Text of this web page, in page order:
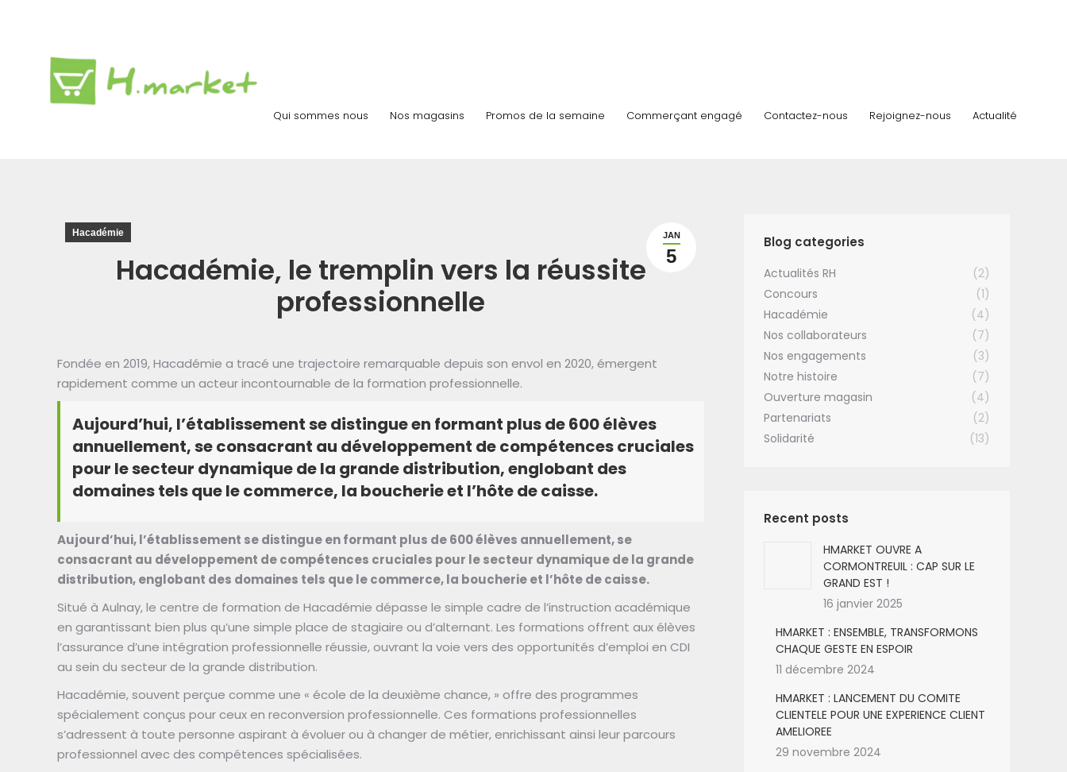
Qui sommes nous Nos magasins Promos de la semaine Commerçant engagé Contactez-nous Rejoignez-nous Actualité
JAN
5
Hacadémie
Hacadémie, le tremplin vers la réussite
professionnelle
Fondée en 2019, Hacadémie a tracé une trajectoire remarquable depuis son envol en 2020, émergent
rapidement comme un acteur incontournable de la formation professionnelle.
Aujourd’hui, l’établissement se distingue en formant plus de 600 élèves
annuellement, se consacrant au développement de compétences cruciales
pour le secteur dynamique de la grande distribution, englobant des
domaines tels que le commerce, la boucherie et l’hôte de caisse.
Aujourd’hui, l’établissement se distingue en formant plus de 600 élèves annuellement, se
consacrant au développement de compétences cruciales pour le secteur dynamique de la grande
distribution, englobant des domaines tels que le commerce, la boucherie et l’hôte de caisse.
Situé à Aulnay, le centre de formation de Hacadémie dépasse le simple cadre de l’instruction académique
en garantissant bien plus qu’une simple place de stagiaire ou d’alternant. Les formations offrent aux élèves
l’assurance d’une intégration professionnelle réussie, ouvrant la voie vers des opportunités d’emploi en CDI
au sein du secteur de la grande distribution.
Hacadémie, souvent perçue comme une « école de la deuxième chance, » offre des programmes
spécialement conçus pour ceux en reconversion professionnelle. Ces formations professionnelles
s’adressent à toute personne aspirant à évoluer ou à changer de métier, enrichissant ainsi leur parcours
professionnel avec des compétences spécialisées.
Blog categories
Actualités RH
(2)
Concours
(1)
Hacadémie
(4)
Nos collaborateurs
(7)
Nos engagements
(3)
Notre histoire
(7)
Ouverture magasin
(4)
Partenariats
(2)
Solidarité
(13)
Recent posts
HMARKET OUVRE A
CORMONTREUIL : CAP SUR LE
GRAND EST !
16 janvier 2025
HMARKET : ENSEMBLE, TRANSFORMONS
CHAQUE GESTE EN ESPOIR
11 décembre 2024
HMARKET : LANCEMENT DU COMITE
CLIENTELE POUR UNE EXPERIENCE CLIENT
AMELIOREE
29 novembre 2024